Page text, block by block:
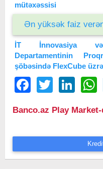
mütəxəssisi
Ən yüksək faiz
İT İnnovasiya
Departamentinin
şöbəsində FlexCube
FacebookTwitter LinkedIn
Banco.az Play Market-